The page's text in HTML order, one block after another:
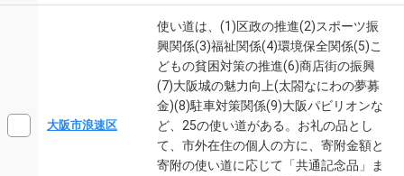
大阪市浪速区
使い道は、(1)区政の推進(2)スポーツ振
興関係(3)福祉関係(4)環境保全関係(5)こ
どもの貧困対策の推進(6)商店街の振興
(7)大阪城の魅力向上(太閤なにわの夢募
金)(8)駐車対策関係(9)大阪パビリオンな
ど、25の使い道がある。お礼の品とし
て、市外在住の個人の方に、寄附金額と
寄附の使い道に応じて「共通記念品」ま